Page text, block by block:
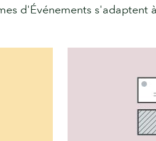
d'Événements s'adaptent